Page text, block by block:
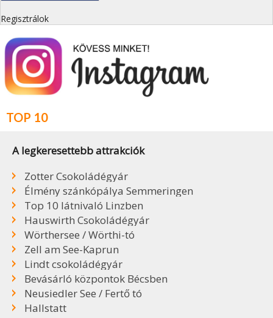
Regisztrálok
TOP 10
A legkeresettebb attrakciók
Zotter Csokoládégyár
Élmény szánkópálya Semmeringen
Top 10 látnivaló Linzben
Hauswirth Csokoládégyár
Wörthersee / Wörthi-tó
Zell am See-Kaprun
Lindt csokoládégyár
Bevásárló központok Bécsben
Neusiedler See / Fertő tó
Hallstatt